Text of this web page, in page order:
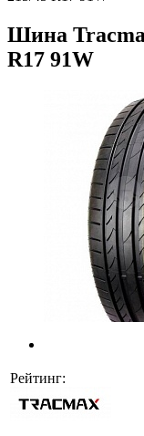
Шина
R17 91W
Рейтинг: